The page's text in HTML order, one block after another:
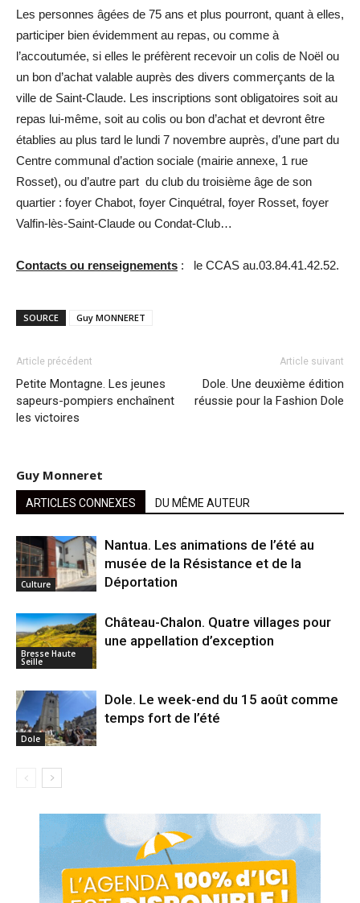
Les personnes âgées de 75 ans et plus pourront, quant à elles,
participer bien évidemment au repas, ou comme à
l’accoutumée, si elles le préfèrent recevoir un colis de Noël ou
un bon d’achat valable auprès des divers commerçants de la
ville de Saint-Claude. Les inscriptions sont obligatoires soit au
repas lui-même, soit au colis ou bon d’achat et devront être
établies au plus tard le lundi 7 novembre auprès, d’une part du
Centre communal d’action sociale (mairie annexe, 1 rue
Rosset), ou d’autre part du club du troisième âge de son
quartier : foyer Chabot, foyer Cinquétral, foyer Rosset, foyer
Valfin-lès-Saint-Claude ou Condat-Club…
Contacts ou renseignements : le CCAS au.03.84.41.42.52.
SOURCE Guy MONNERET
Article précédent
Petite Montagne. Les jeunes
sapeurs-pompiers enchaînent
les victoires
Article suivant
Dole. Une deuxième édition
réussie pour la Fashion Dole
Guy Monneret
ARTICLES CONNEXES DU MÊME AUTEUR
Culture
Nantua. Les animations de l’été au
musée de la Résistance et de la
Déportation
Bresse Haute
Seille
Château-Chalon. Quatre villages pour
une appellation d’exception
Dole
Dole. Le week-end du 15 août comme
temps fort de l’été